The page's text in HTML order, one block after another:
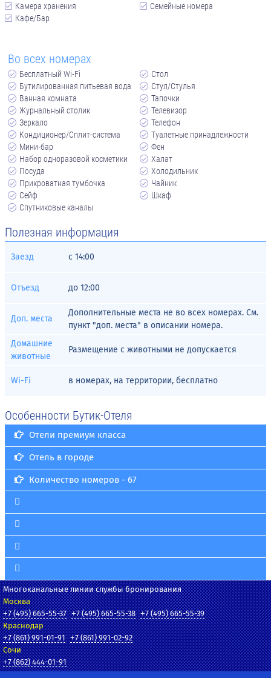
Камера хранения
Кафе/Бар
Семейные номера
Во всех номерах
Бесплатный Wi-Fi
Бутилированная питьевая вода
Ванная комната
Журнальный столик
Зеркало
Кондиционер/Сплит-система
Мини-бар
Набор одноразовой косметики
Посуда
Прикроватная тумбочка
Сейф
Спутниковые каналы
Стол
Стул/Стулья
Тапочки
Телевизор
Телефон
Туалетные принадлежности
Фен
Халат
Холодильник
Чайник
Шкаф
Полезная информация
Заезд с 14:00
Отъезд до 12:00
Доп. места
Дополнительные места не во всех номерах. См.
пункт "доп. места" в описании номера.
Домашние
животные
Размещение с животными не допускается
Wi-Fi в номерах, на территории, бесплатно
Особенности Бутик-Отеля
Отели премиум класса
Отель в городе
Количество номеров - 67
Многоканальные линии службы бронирования
Москва
+7 (495) 665-55-37 +7 (495) 665-55-38 +7 (495) 665-55-39
Краснодар
+7 (861) 991-01-91 +7 (861) 991-02-92
Сочи
+7 (862) 444-01-91